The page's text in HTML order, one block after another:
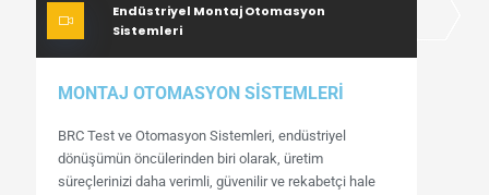
Endüstriyel Montaj Otomasyon
Sistemleri
MONTAJ OTOMASYON SİSTEMLERİ
BRC Test ve Otomasyon Sistemleri, endüstriyel
dönüşümün öncülerinden biri olarak, üretim
süreçlerinizi daha verimli, güvenilir ve rekabetçi hale